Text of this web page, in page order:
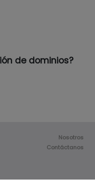
de dominios?
Nosotros
Contáctanos